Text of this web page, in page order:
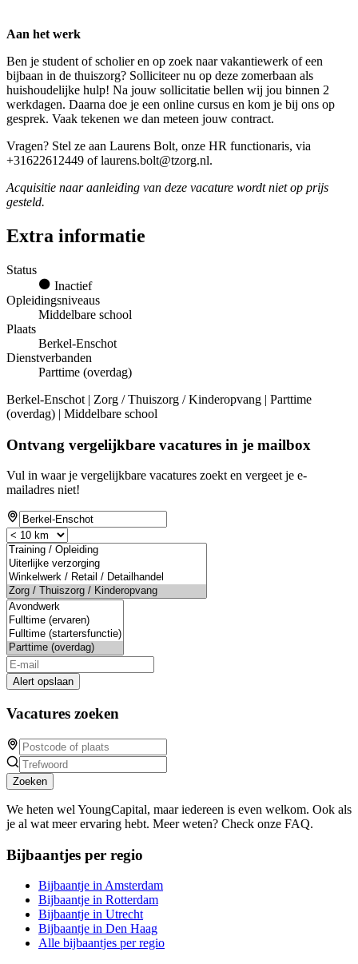
Aan het werk
Ben je student of scholier en op zoek naar vakantiewerk of een
bijbaan in de thuiszorg? Solliciteer nu op deze zomerbaan als
huishoudelijke hulp! Na jouw sollicitatie bellen wij jou binnen 2
werkdagen. Daarna doe je een online cursus en kom je bij ons op
gesprek. Vaak tekenen we dan meteen jouw contract.
Vragen? Stel ze aan Laurens Bolt, onze HR functionaris, via
+31622612449 of laurens.bolt@tzorg.nl.
Acquisitie naar aanleiding van deze vacature wordt niet op prijs
gesteld.
Extra informatie
Status
Inactief
Opleidingsniveaus
Middelbare school
Plaats
Berkel-Enschot
Dienstverbanden
Parttime (overdag)
Berkel-Enschot | Zorg / Thuiszorg / Kinderopvang | Parttime
(overdag) | Middelbare school
Ontvang vergelijkbare vacatures in je mailbox
Vul in waar je vergelijkbare vacatures zoekt en vergeet je e-
mailadres niet!
Alert opslaan
Vacatures zoeken
Zoeken
We heten wel YoungCapital, maar iedereen is even welkom. Ook als
je al wat meer ervaring hebt. Meer weten? Check onze FAQ.
Bijbaantjes per regio
Bijbaantje in Amsterdam
Bijbaantje in Rotterdam
Bijbaantje in Utrecht
Bijbaantje in Den Haag
Alle bijbaantjes per regio